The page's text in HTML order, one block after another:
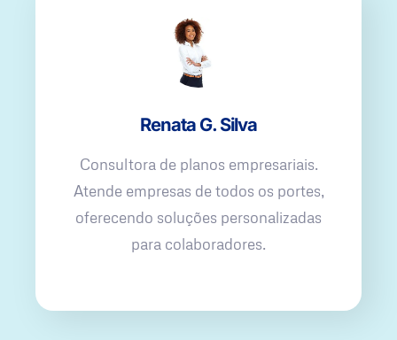
Renata G. Silva
Consultora de planos empresariais.
Atende empresas de todos os portes,
oferecendo soluções personalizadas
para colaboradores.